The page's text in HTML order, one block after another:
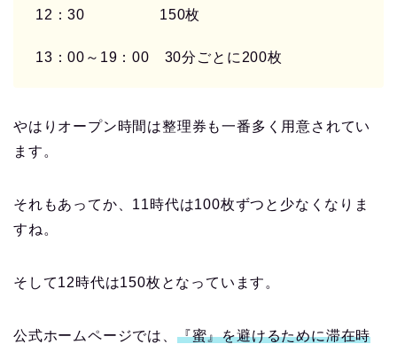
12 ：30 150枚
13 ：00 ～ 19 ：00 30分ごとに 200枚
やはりオープン時間は整理券も一番多く用意されてい
ます。
それもあってか、 11時代は100枚ずつと少なくなりま
すね。
そして12時代は150枚となっています。
公式ホームページでは、 『蜜』を避けるために滞在時